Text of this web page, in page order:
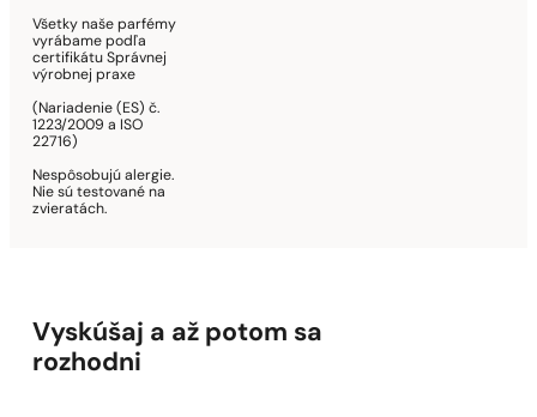
Všetky naše parfémy
vyrábame podľa
certifikátu Správnej
výrobnej praxe
(Nariadenie (ES) č.
1223/2009 a ISO
22716)
Nespôsobujú alergie.
Nie sú testované na
zvieratách.
Vyskúšaj a až potom sa
rozhodni